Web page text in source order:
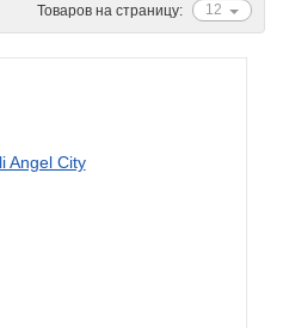
12
Товаров на страницу: